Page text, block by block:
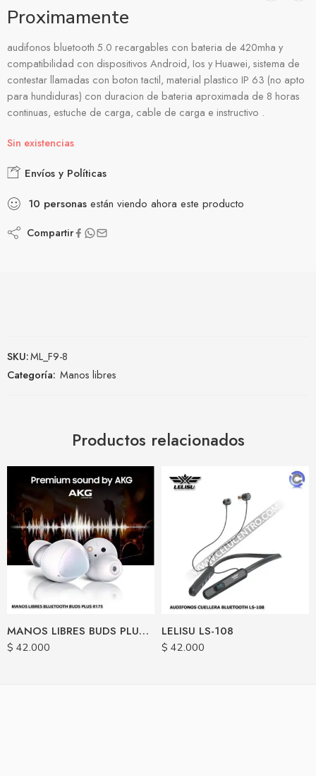
Proximamente
audifonos bluetooth 5.0 recargables con bateria de 420mha y
compatibilidad con dispositivos Android, Ios y Huawei, sistema de
contestar llamadas con boton tactil, material plastico IP 63 (no apto
para hundiduras) con duracion de bateria aproximada de 8 horas
continuas, estuche de carga, cable de carga e instructivo .
Sin existencias
Envíos y Políticas
10 personas están viendo ahora este producto
Compartir
SKU:ML_F9-8
Categoría: Manos libres
Productos relacionados
MANOS LIBRES BUDS PLUS R175
$ 42.000
LELISU LS-108
$ 42.000